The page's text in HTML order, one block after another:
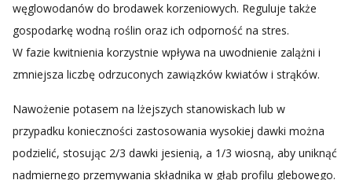
węglowodanów do brodawek korzeniowych. Reguluje także
gospodarkę wodną roślin oraz ich odporność na stres.
W fazie kwitnienia korzystnie wpływa na uwodnienie zalążni i
zmniejsza liczbę odrzuconych zawiązków kwiatów i strąków.
Nawożenie potasem na lżejszych stanowiskach lub w
przypadku konieczności zastosowania wysokiej dawki można
podzielić, stosując 2/3 dawki jesienią, a 1/3 wiosną, aby uniknąć
nadmiernego przemywania składnika w głąb profilu glebowego.